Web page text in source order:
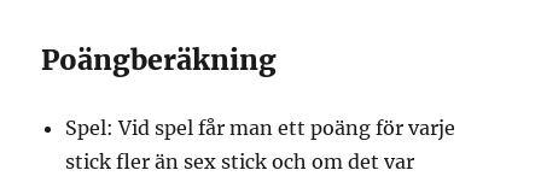
Poängberäkning
Spel: Vid spel får man ett poäng för varje
stick fler än sex stick och om det var